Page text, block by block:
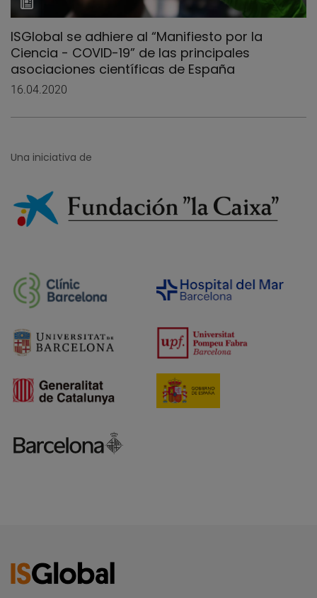
ISGlobal se adhiere al “Manifiesto por la
Ciencia - COVID-19” de las principales
asociaciones científicas de España
16.04.2020
Una iniciativa de